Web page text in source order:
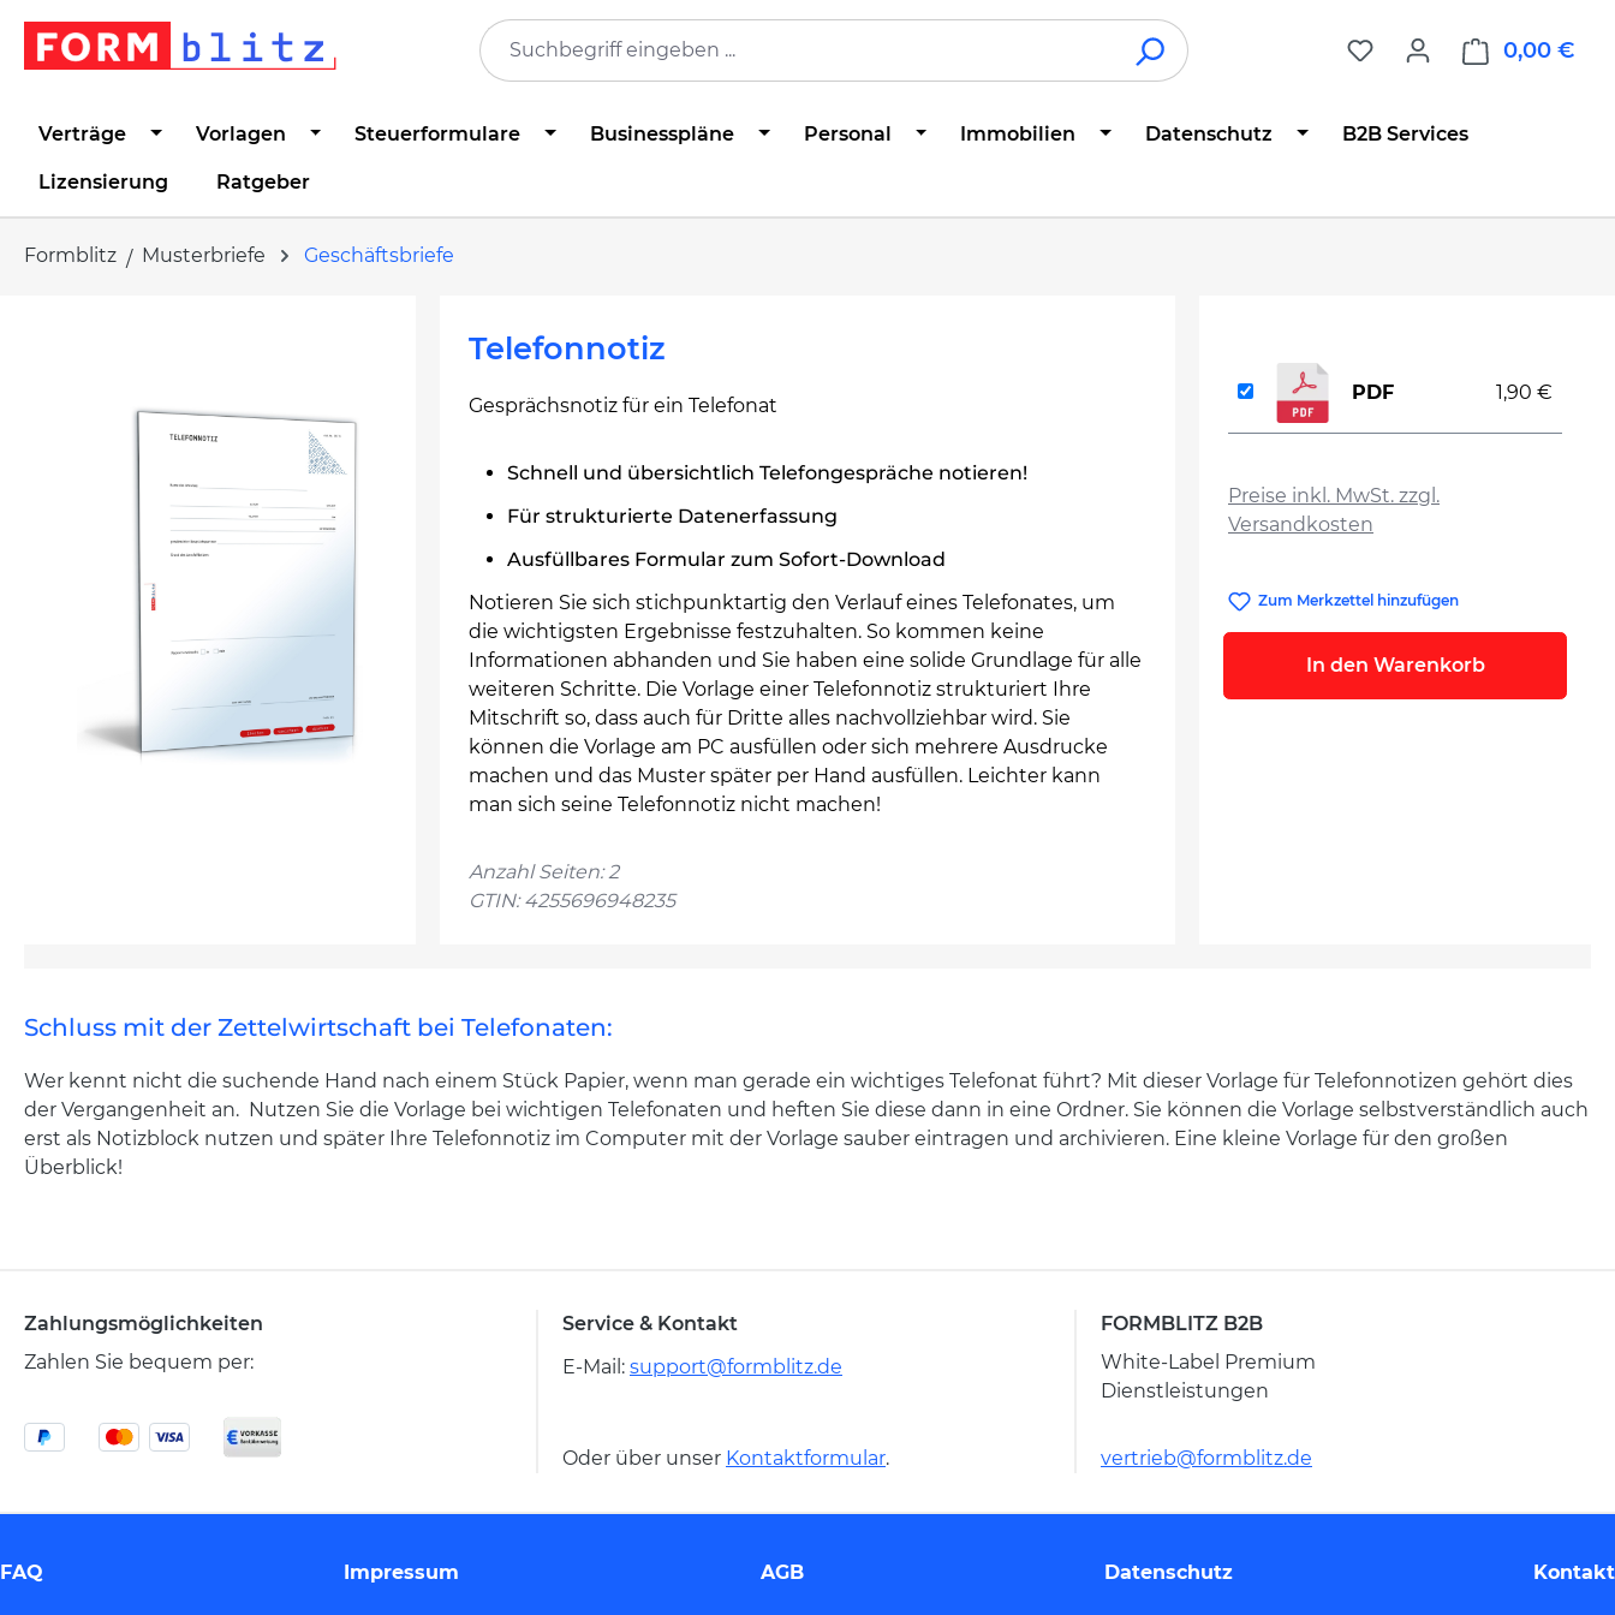
Zur Hauptnavigation springen
0,00 €
Verträge Vorlagen Steuerformulare Businesspläne Personal Immobilien Datenschutz B2B Services
Lizensierung Ratgeber
Formblitz Musterbriefe Geschäftsbriefe
Telefonnotiz
Gesprächsnotiz für ein Telefonat
Schnell und übersichtlich Telefongespräche notieren!
Für strukturierte Datenerfassung
Ausfüllbares Formular zum Sofort-Download
Notieren Sie sich stichpunktartig den Verlauf eines Telefonates, um
die wichtigsten Ergebnisse festzuhalten. So kommen keine
Informationen abhanden und Sie haben eine solide Grundlage für alle
weiteren Schritte. Die Vorlage einer Telefonnotiz strukturiert Ihre
Mitschrift so, dass auch für Dritte alles nachvollziehbar wird. Sie
können die Vorlage am PC ausfüllen oder sich mehrere Ausdrucke
machen und das Muster später per Hand ausfüllen. Leichter kann
man sich seine Telefonnotiz nicht machen!
Anzahl Seiten: 2
GTIN: 4255696948235
Preise inkl. MwSt. zzgl.
Versandkosten
PDF 1,90 €
Zum Merkzettel hinzufügen
In den Warenkorb
Schluss mit der Zettelwirtschaft bei Telefonaten:
Wer kennt nicht die suchende Hand nach einem Stück Papier, wenn man gerade ein wichtiges Telefonat führt? Mit dieser Vorlage für Telefonnotizen gehört dies
der Vergangenheit an. Nutzen Sie die Vorlage bei wichtigen Telefonaten und heften Sie diese dann in eine Ordner. Sie können die Vorlage selbstverständlich auch
erst als Notizblock nutzen und später Ihre Telefonnotiz im Computer mit der Vorlage sauber eintragen und archivieren. Eine kleine Vorlage für den großen
Überblick!
Zahlungsmöglichkeiten
Zahlen Sie bequem per:
Service & Kontakt
E-Mail: support@formblitz.de
Oder über unser Kontaktformular.
FORMBLITZ B2B
White-Label Premium
Dienstleistungen
vertrieb@formblitz.de
FAQ Impressum AGB Datenschutz Kontakt